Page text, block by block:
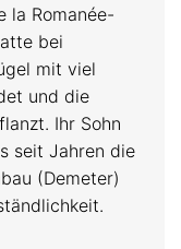
la Romanée-
bei
mit viel
und die
Ihr Sohn
seit Jahren die
(Demeter)